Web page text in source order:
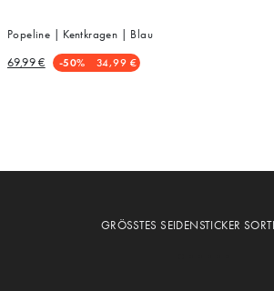
Popeline | Kentkragen | Blau
-50% 34,99 €
69,99 €
GRÖSSTES SEIDENSTICKER